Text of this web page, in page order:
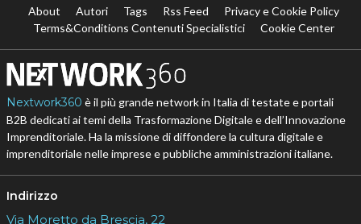
About Autori Tags Rss Feed
Privacy e Cookie Policy
Terms&Conditions Contenuti Specialistici
Cookie Center
Nextwork360 è il più grande network in Italia di testate e portali
B2B dedicati ai temi della Trasformazione Digitale e dell’Innovazione
Imprenditoriale. Ha la missione di diffondere la cultura digitale e
imprenditoriale nelle imprese e pubbliche amministrazioni italiane.
Indirizzo
Via Moretto da Brescia, 22